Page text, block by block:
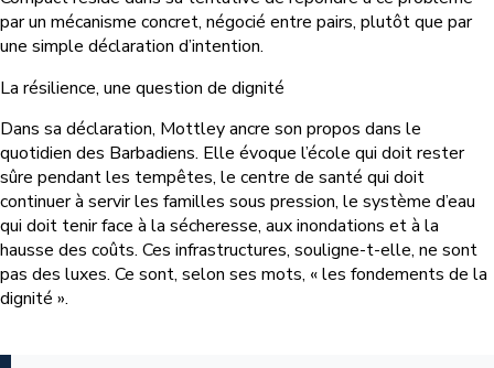
par un mécanisme concret, négocié entre pairs, plutôt que par
une simple déclaration d’intention.
La résilience, une question de dignité
Dans sa déclaration, Mottley ancre son propos dans le
quotidien des Barbadiens. Elle évoque l’école qui doit rester
sûre pendant les tempêtes, le centre de santé qui doit
continuer à servir les familles sous pression, le système d’eau
qui doit tenir face à la sécheresse, aux inondations et à la
hausse des coûts. Ces infrastructures, souligne-t-elle, ne sont
pas des luxes. Ce sont, selon ses mots, « les fondements de la
dignité ».